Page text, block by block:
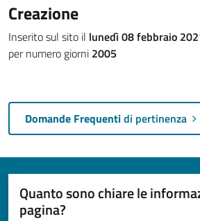
Creazione
Inserito sul sito il lunedì 08 febbraio
per numero giorni 2005
Domande Frequentidi pertinenza
Quanto sono chiare le
pagina?